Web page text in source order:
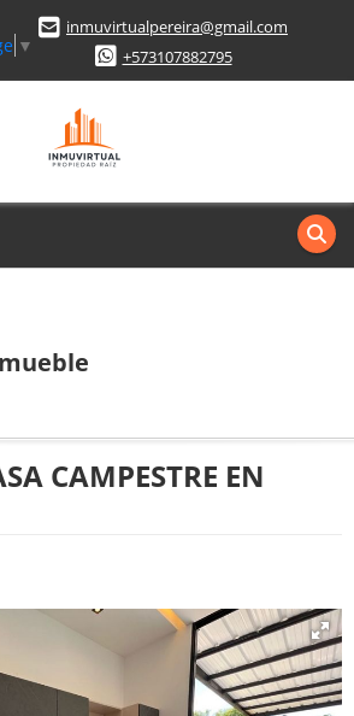
▼
inmuvirtualpereira@gmail.com
+573107882795
CAMPESTRE EN